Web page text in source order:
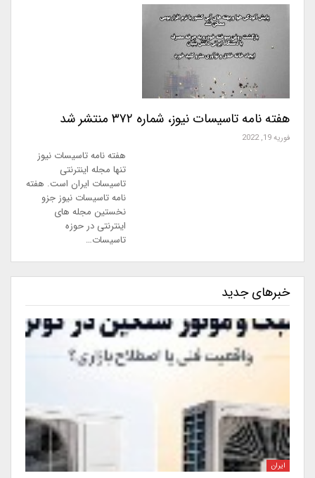
هفته نامه تاسیسات نیوز، شماره ۳۷۲ منتشر شد
فوریه 19, 2022
هفته نامه تاسیسات نیوز
تنها مجله اینترنتی
تاسیسات ایران است. هفته
نامه تاسیسات نیوز جزو
نخستین مجله های
اینترنتی در حوزه
تاسیسات…
خبرهای جدید
ایران